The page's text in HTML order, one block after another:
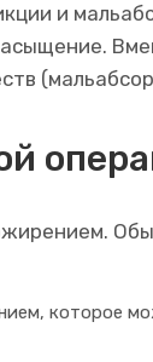
и
которое